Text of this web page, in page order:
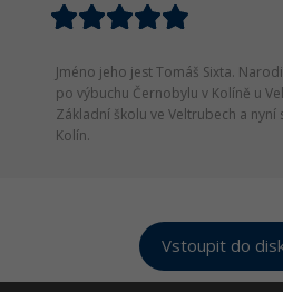
Jméno jeho jest Tomáš Sixta.
po výbuchu Černobylu v Kolíně u
Základní školu ve Veltrubech a nyní
Kolín.
Vstoupit do